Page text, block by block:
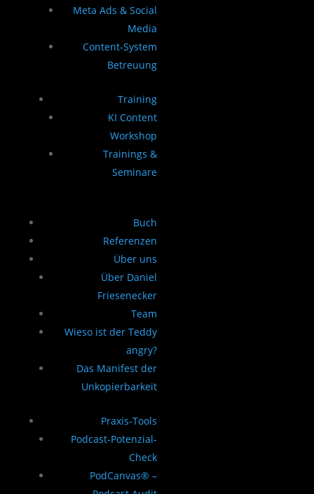
Meta Ads & Social
Media
Content-System
Betreuung
Training
KI Content
Workshop
Trainings &
Seminare
Buch
Referenzen
Über uns
Über Daniel
Friesenecker
Team
Wieso ist der Teddy
angry?
Das Manifest der
Unkopierbarkeit
Praxis-Tools
Podcast-Potenzial-
Check
PodCanvas® –